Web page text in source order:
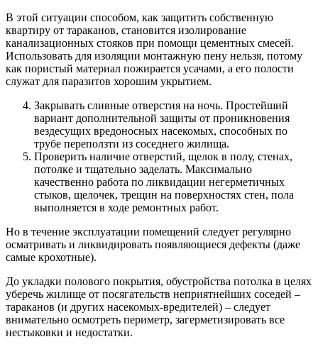
В этой ситуации способом, как защитить собственную
квартиру от тараканов, становится изолирование
канализационных стояков при помощи цементных смесей.
Использовать для изоляции монтажную пену нельзя, потому
как пористый материал пожирается усачами, а его полости
служат для паразитов хорошим укрытием.
Закрывать сливные отверстия на ночь. Простейший
вариант дополнительной защиты от проникновения
вездесущих вредоносных насекомых, способных по
трубе переползти из соседнего жилища.
Проверить наличие отверстий, щелок в полу, стенах,
потолке и тщательно заделать. Максимально
качественно работа по ликвидации негерметичных
стыков, щелочек, трещин на поверхностях стен, пола
выполняется в ходе ремонтных работ.
Но в течение эксплуатации помещений следует регулярно
осматривать и ликвидировать появляющиеся дефекты (даже
самые крохотные).
До укладки полового покрытия, обустройства потолка в целях
уберечь жилище от посягательств неприятнейших соседей –
тараканов (и других насекомых-вредителей) – следует
внимательно осмотреть периметр, загерметизировать все
нестыковки и недостатки.